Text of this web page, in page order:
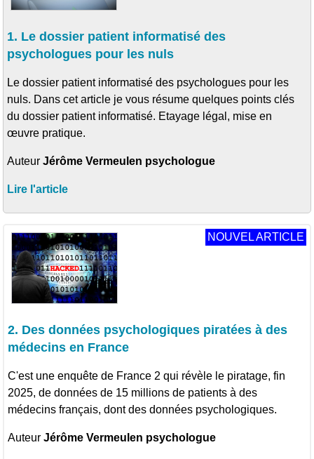
1. Le dossier patient informatisé des
psychologues pour les nuls
Le dossier patient informatisé des psychologues pour les
nuls. Dans cet article je vous résume quelques points clés
du dossier patient informatisé. Etayage légal, mise en
œuvre pratique.
AuteurJérôme Vermeulen psychologue
Lire l'article
NOUVEL ARTICLE
2. Des données psychologiques piratées à des
médecins en France
C'est une enquête de France 2 qui révèle le piratage, fin
2025, de données de 15 millions de patients à des
médecins français, dont des données psychologiques.
AuteurJérôme Vermeulen psychologue